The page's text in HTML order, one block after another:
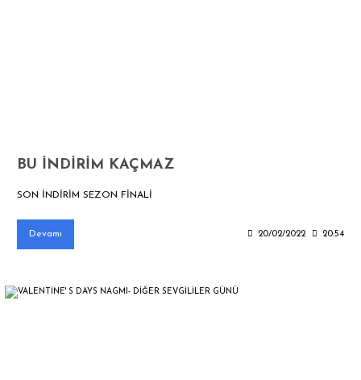
BU İNDİRİM KAÇMAZ
SON İNDİRİM SEZON FİNALİ
Devamı 20/02/2022 20:54